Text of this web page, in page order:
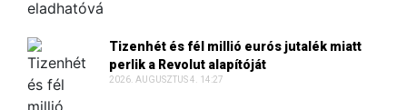
Tizenhét és fél millió eurós jutalék miatt
perlik a Revolut alapítóját
2026. AUGUSZTUS 4. 14:27